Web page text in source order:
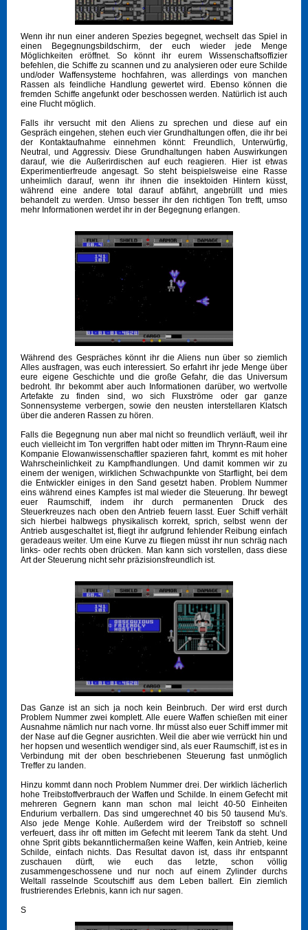
Wenn ihr nun einer anderen Spezies begegnet, wechselt das Spiel in
einen Begegnungsbildschirm, der euch wieder jede Menge
Möglichkeiten eröffnet. So könnt ihr eurem Wissenschaftsoffizier
befehlen, die Schiffe zu scannen und zu analysieren oder eure Schilde
und/oder Waffensysteme hochfahren, was allerdings von manchen
Rassen als feindliche Handlung gewertet wird. Ebenso können die
fremden Schiffe angefunkt oder beschossen werden. Natürlich ist auch
eine Flucht möglich.
Falls ihr versucht mit den Aliens zu sprechen und diese auf ein
Gespräch eingehen, stehen euch vier Grundhaltungen offen, die ihr bei
der Kontaktaufnahme einnehmen könnt: Freundlich, Unterwürfig,
Neutral, und Aggressiv. Diese Grundhaltungen haben Auswirkungen
darauf, wie die Außerirdischen auf euch reagieren. Hier ist etwas
Experimentierfreude angesagt. So steht beispielsweise eine Rasse
unheimlich darauf, wenn ihr ihnen die insektoiden Hintern küsst,
während eine andere total darauf abfährt, angebrüllt und mies
behandelt zu werden. Umso besser ihr den richtigen Ton trefft, umso
mehr Informationen werdet ihr in der Begegnung erlangen.
Während des Gespräches könnt ihr die Aliens nun über so ziemlich
Alles ausfragen, was euch interessiert. So erfahrt ihr jede Menge über
eure eigene Geschichte und die große Gefahr, die das Universum
bedroht. Ihr bekommt aber auch Informationen darüber, wo wertvolle
Artefakte zu finden sind, wo sich Fluxströme oder gar ganze
Sonnensysteme verbergen, sowie den neusten interstellaren Klatsch
über die anderen Rassen zu hören.
Falls die Begegnung nun aber mal nicht so freundlich verläuft, weil ihr
euch vielleicht im Ton vergriffen habt oder mitten im Thrynn-Raum eine
Kompanie Elowanwissenschaftler spazieren fahrt, kommt es mit hoher
Wahrscheinlichkeit zu Kampfhandlungen. Und damit kommen wir zu
einem der wenigen, wirklichen Schwachpunkte von Starflight, bei dem
die Entwickler einiges in den Sand gesetzt haben. Problem Nummer
eins während eines Kampfes ist mal wieder die Steuerung. Ihr bewegt
euer Raumschiff, indem ihr durch permanenten Druck des
Steuerkreuzes nach oben den Antrieb feuern lasst. Euer Schiff verhält
sich hierbei halbwegs physikalisch korrekt, sprich, selbst wenn der
Antrieb ausgeschaltet ist, fliegt ihr aufgrund fehlender Reibung einfach
geradeaus weiter. Um eine Kurve zu fliegen müsst ihr nun schräg nach
links- oder rechts oben drücken. Man kann sich vorstellen, dass diese
Art der Steuerung nicht sehr präzisionsfreundlich ist.
Das Ganze ist an sich ja noch kein Beinbruch. Der wird erst durch
Problem Nummer zwei komplett. Alle euere Waffen schießen mit einer
Ausnahme nämlich nur nach vorne. Ihr müsst also euer Schiff immer mit
der Nase auf die Gegner ausrichten. Weil die aber wie verrückt hin und
her hopsen und wesentlich wendiger sind, als euer Raumschiff, ist es in
Verbindung mit der oben beschriebenen Steuerung fast unmöglich
Treffer zu landen.
Hinzu kommt dann noch Problem Nummer drei. Der wirklich lächerlich
hohe Treibstoffverbrauch der Waffen und Schilde. In einem Gefecht mit
mehreren Gegnern kann man schon mal leicht 40-50 Einheiten
Endurium verballern. Das sind umgerechnet 40 bis 50 tausend Mu's.
Also jede Menge Kohle. Außerdem wird der Treibstoff so schnell
verfeuert, dass ihr oft mitten im Gefecht mit leerem Tank da steht. Und
ohne Sprit gibts bekanntlichermaßen keine Waffen, kein Antrieb, keine
Schilde, einfach nichts. Das Resultat davon ist, dass ihr entspannt
zuschauen dürft, wie euch das letzte, schon völlig
zusammengeschossene und nur noch auf einem Zylinder durchs
Weltall rasselnde Scoutschiff aus dem Leben ballert. Ein ziemlich
frustrierendes Erlebnis, kann ich nur sagen.
S